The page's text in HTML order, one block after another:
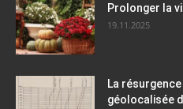
Prolonger la
19.11.2025
La
géolocalisée